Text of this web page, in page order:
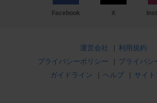
Facebook X
運営会社 | 利用規約
プライバシーポリシー
| プライバシ
ガイドライン
| ヘルプ | サイ